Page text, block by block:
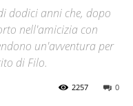
dodici anni che, dopo
nell'amicizia con
un'avventura per
di Filo.
0
2257